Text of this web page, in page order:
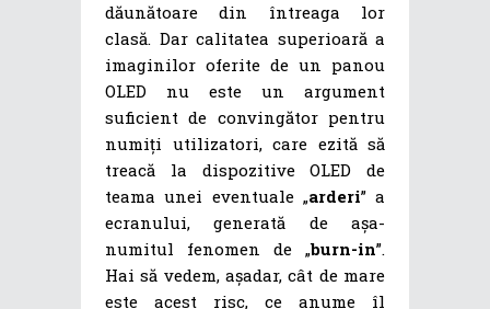
dăunătoare din întreaga lor
clasă. Dar calitatea superioară a
imaginilor oferite de un panou
OLED nu este un argument
suficient de convingător pentru
numiți utilizatori, care ezită să
treacă la dispozitive OLED de
teama unei eventuale „arderi” a
ecranului, generată de așa-
numitul fenomen de „burn-in”.
Hai să vedem, așadar, cât de mare
este acest risc, ce anume îl